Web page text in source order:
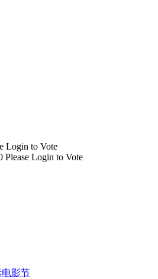
Login to Vote
Please Login to Vote
影节